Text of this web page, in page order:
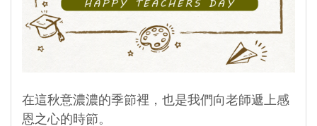
在這秋意濃濃的季節裡，也是我們向老師遞上感
恩之心的時節。